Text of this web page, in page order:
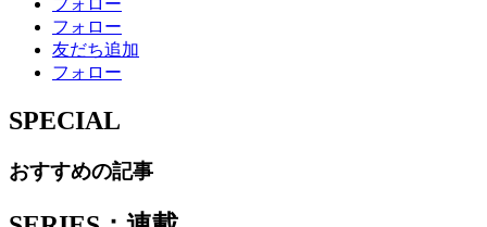
フォロー
友だち追加
フォロー
SPECIAL
おすすめの記事